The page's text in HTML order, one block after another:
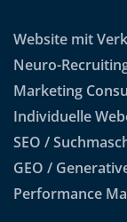
Website mit
Neuro-
Marketing
Individuelle
SEO /
GEO /
Performance